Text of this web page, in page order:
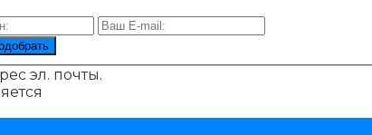
эл. почты.